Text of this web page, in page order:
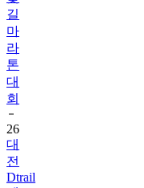
라
톤
대
회
26
대
전
Dtrail
레
이